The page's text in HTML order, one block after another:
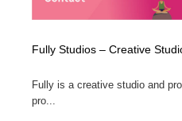
Fully Studios – Creative
Fully is a creative studio and
pro...